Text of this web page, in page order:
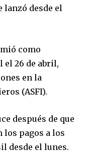
lanzó desde el
como
el 26 de abril,
en la
(ASFI).
después de que
pagos a los
desde el lunes.